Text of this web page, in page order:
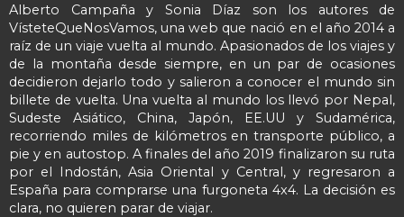
Alberto Campaña y Sonia Díaz son los autores de
VísteteQueNosVamos, una web que nació en el año 2014 a
raíz de un viaje vuelta al mundo. Apasionados de los viajes y
de la montaña desde siempre, en un par de ocasiones
decidieron dejarlo todo y salieron a conocer el mundo sin
billete de vuelta. Una vuelta al mundo los llevó por Nepal,
Sudeste Asiático, China, Japón, EE.UU y Sudamérica,
recorriendo miles de kilómetros en transporte público, a
pie y en autostop. A finales del año 2019 finalizaron su ruta
por el Indostán, Asia Oriental y Central, y regresaron a
España para comprarse una furgoneta 4x4. La decisión es
clara, no quieren parar de viajar.